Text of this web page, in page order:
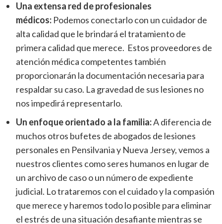
Una extensa red de profesionales
médicos: Podemos conectarlo con un cuidador de
alta calidad que le brindará el tratamiento de
primera calidad que merece. Estos proveedores de
atención médica competentes también
proporcionarán la documentación necesaria para
respaldar su caso. La gravedad de sus lesiones no
nos impedirá representarlo.
Un enfoque orientado a la familia:A diferencia de
muchos otros bufetes de abogados de lesiones
personales en Pensilvania y Nueva Jersey, vemos a
nuestros clientes como seres humanos en lugar de
un archivo de caso o un número de expediente
judicial. Lo trataremos con el cuidado y la compasión
que merece y haremos todo lo posible para eliminar
el estrés de una situación desafiante mientras se